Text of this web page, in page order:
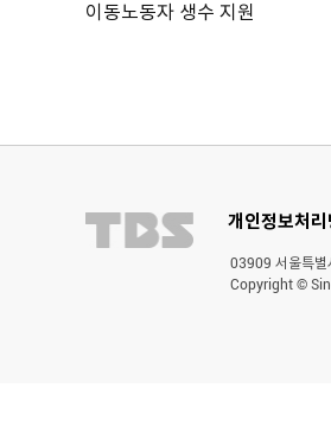
이동노동자 생수 지원
개인정보처리
03909 서울특
Copyright ©